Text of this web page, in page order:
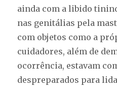
ainda com a libido
nas genitálias pela
com objetos como a
cuidadores, além de
ocorrência, estavam
despreparados para